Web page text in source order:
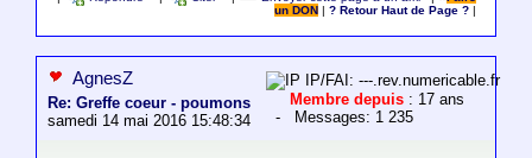
un DON
|? Retour Haut de Page ?
AgnesZ
Re: Greffe coeur - poumons
samedi 14 mai 2016 15:48:34
IP/FAI: ---.rev.numericable.fr
Membre depuis : 17 ans
- Messages: 1 235